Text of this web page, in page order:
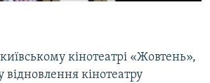
КРИМУ
кінотеатрі «Жовтень»,
кінотеатру